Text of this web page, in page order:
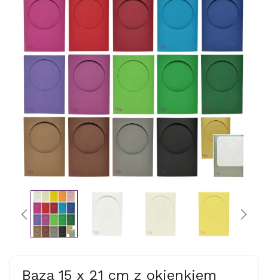
Baza 15 x 21 cm z okienkiem